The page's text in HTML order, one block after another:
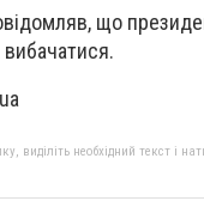
що
виділіть необхідний текст і